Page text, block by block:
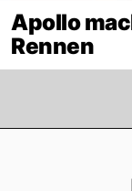
Apollo
Rennen